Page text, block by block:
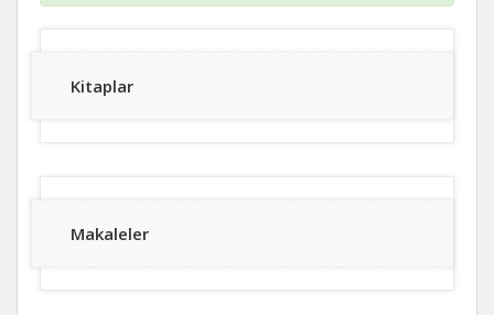
Kitaplar
Makaleler